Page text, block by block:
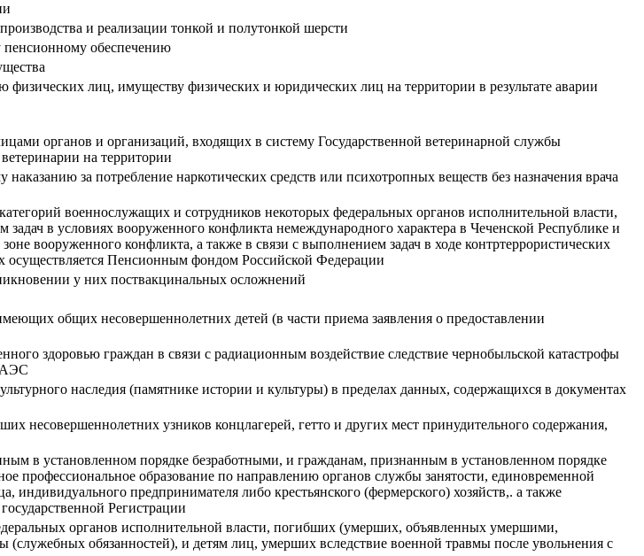
и реализации тонкой и полутонкой шерсти
пенсионному обеспечению
лиц, имуществу физических и юридических лиц на территории в результате аварии
органов и организаций, входящих в систему Государственной ветеринарной службы
на территории
за потребление наркотических средств или психотропных веществ без назначения врача
военнослужащих и сотрудников некоторых федеральных органов исполнительной власти,
в условиях вооруженного конфликта немеждународного характера в Чеченской Республике и
вооруженного конфликта, а также в связи с выполнением задач в ходе контртеррористических
осуществляется Пенсионным фондом Российской Федерации
у них поствакцинальных осложнений
общих несовершеннолетних детей (в части приема заявления о предоставлении
здоровью граждан в связи с радиационным воздействие следствие чернобыльской катастрофы
АЭС
наследия (памятнике истории и культуры) в пределах данных, содержащихся в документах
несовершеннолетних узников концлагерей, гетто и других мест принудительного содержания,
в установленном порядке безработными, и гражданам, признанным в установленном порядке
образование по направлению органов службы занятости, единовременной
предпринимателя либо крестьянского (фермерского) хозяйств,. а также
Регистрации
органов исполнительной власти, погибших (умерших, объявленных умершими,
обязанностей), и детям лиц, умерших вследствие военной травмы после увольнения с